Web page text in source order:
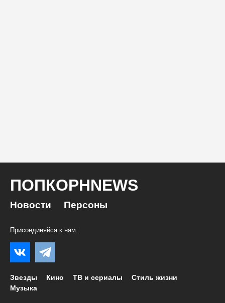
ПОПКОРНNEWS
Новости Персоны
Присоединяйся к нам:
Звезды Кино ТВ и сериалы
Стиль жизни
Музыка